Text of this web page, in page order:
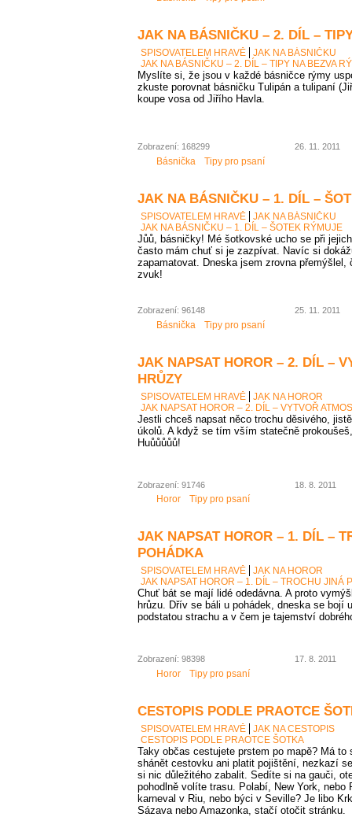
JAK NA BÁSNIČKU – 2. DÍL –
SPISOVATELEM HRAVĚ
JAK NA BÁSNIČKU
JAK NA BÁSNIČKU – 2. DÍL – TIPY NA BEZVA
Myslíte si, že jsou v každé básničce rýmy
zkuste porovnat básničku Tulipán a tulipaní
koupe vosa od Jiřího Havla.
Zobrazení: 168299 26. 11. 2011
Básnička Tipy pro psaní
JAK NA BÁSNIČKU – 1. DÍL –
SPISOVATELEM HRAVĚ
JAK NA BÁSNIČKU
JAK NA BÁSNIČKU – 1. DÍL – ŠOTEK RÝMUJE
Jůů, básničky! Mé šotkovské ucho se při
často mám chuť si je zazpívat. Navíc si
zapamatovat. Dneska jsem zrovna
zvuk!
Zobrazení: 96148 25. 11. 2011
Básnička Tipy pro psaní
JAK NAPSAT HOROR – 2. DÍL –
HRŮZY
SPISOVATELEM HRAVĚ
JAK NA HOROR
JAK NAPSAT HOROR – 2. DÍL – VYTVOŘ
Jestli chceš napsat něco trochu děsivého,
úkolů. A když se tím vším statečně
Huůůůůů!
Zobrazení: 91746 18. 8. 2011
Horor Tipy pro psaní
JAK NAPSAT HOROR – 1. DÍL –
POHÁDKA
SPISOVATELEM HRAVĚ
JAK NA HOROR
JAK NAPSAT HOROR – 1. DÍL – TROCHU JINÁ
Chuť bát se mají lidé odedávna. A proto
hrůzu. Dřív se báli u pohádek, dneska se bojí
podstatou strachu a v čem je tajemství
Zobrazení: 98398 17. 8. 2011
Horor Tipy pro psaní
CESTOPIS PODLE PRAOTCE
SPISOVATELEM HRAVĚ
JAK NA CESTOPIS
CESTOPIS PODLE PRAOTCE ŠOTKA
Taky občas cestujete prstem po mapě? Má to
shánět cestovku ani platit pojištění, nezkazí
si nic důležitého zabalit. Sedíte si na gauči,
pohodlně volíte trasu. Polabí, New York, nebo
karneval v Riu, nebo býci v Seville? Je libo
Sázava nebo Amazonka, stačí otočit stránku.